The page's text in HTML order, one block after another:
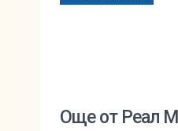
Още от Реал